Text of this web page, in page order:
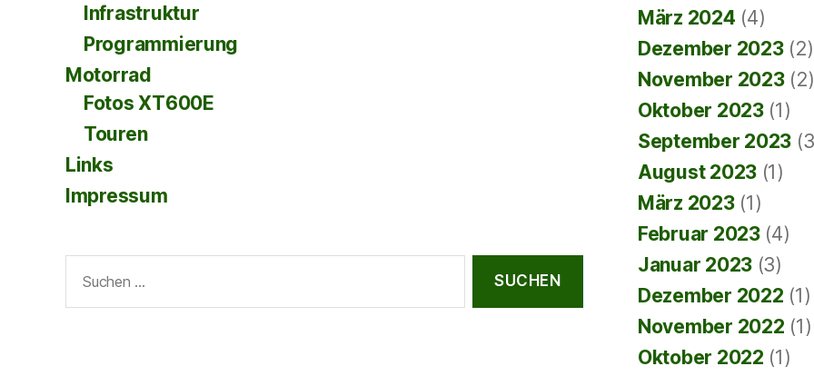
Infrastruktur
Programmierung
Motorrad
Fotos XT600E
Touren
Links
Impressum
nach:
März 2024 (4)
Dezember 2023(2)
November 2023(2)
Oktober 2023(1)
September 2023
August 2023 (1)
März 2023(1)
Februar 2023(4)
Januar 2023 (3)
Dezember 2022 (1)
November 2022 (1)
Oktober 2022 (1)